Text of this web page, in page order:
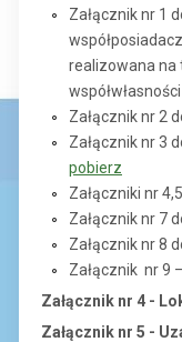
Załącznik nr 1
realizowana na
Załącznik nr 2
Załącznik nr 3
pobierz
Załączniki nr
Załącznik nr 7
Załącznik nr 8
Załącznik nr 9
Załącznik nr 4 -
Załącznik nr 5 -